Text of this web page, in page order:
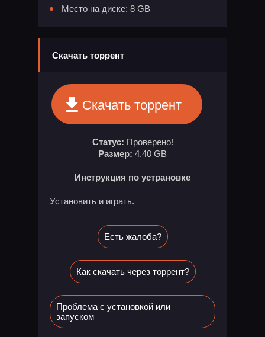
Место на диске: 8 GB
Скачать торрент
Скачать торрент
Статус: Проверено!
Размер: 4.40 GB
Инструкция по устрановке
Установить и играть.
Есть жалоба?
Как скачать через торрент?
Проблема с установкой или
запуском